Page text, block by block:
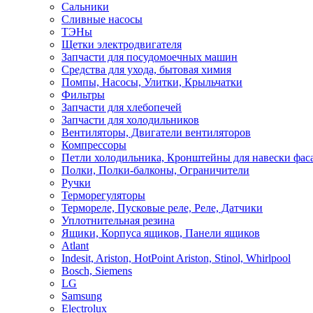
Сальники
Сливные насосы
ТЭНы
Щетки электродвигателя
Запчасти для посудомоечных машин
Средства для ухода, бытовая химия
Помпы, Насосы, Улитки, Крыльчатки
Фильтры
Запчасти для хлебопечей
Запчасти для холодильников
Вентиляторы, Двигатели вентиляторов
Компрессоры
Петли холодильника, Кронштейны для навески
Полки, Полки-балконы, Ограничители
Ручки
Терморегуляторы
Термореле, Пусковые реле, Реле, Датчики
Уплотнительная резина
Ящики, Корпуса ящиков, Панели ящиков
Atlant
Indesit, Ariston, HotPoint Ariston, Stinol, Whirlpool
Bosch, Siemens
LG
Samsung
Electrolux